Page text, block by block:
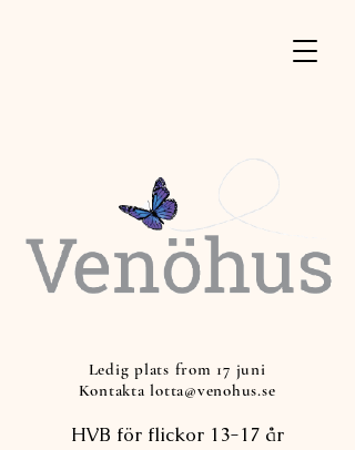
HVB för flickor 13-17 år
Ledig plats from 17 juni
Kontakta lotta@venohus.se